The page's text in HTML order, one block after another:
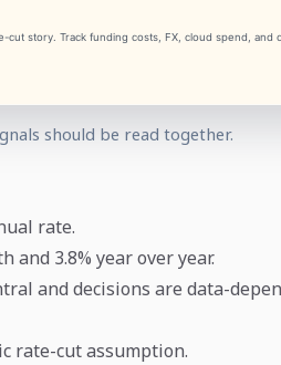
should be read together.
rate.
and 3.8% year over year.
and decisions are data-
rate-cut assumption.